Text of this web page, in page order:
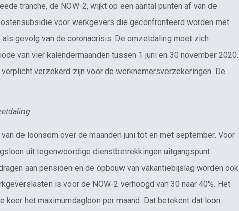
tranche, de NOW-2, wijkt op een aantal punten af van de
voor werkgevers die geconfronteerd worden met
gevolg van de coronacrisis. De omzetdaling moet zich
van vier kalendermaanden tussen 1 juni en 30 november 2020.
verzekerd zijn voor de werknemersverzekeringen. De
de loonsom over de maanden juni tot en met september. Voor
uit tegenwoordige dienstbetrekkingen uitgangspunt.
aan pensioen en de opbouw van vakantiebijslag worden ook
is voor de NOW-2 verhoogd van 30 naar 40%. Het
keer het maximumdagloon per maand. Dat betekent dat loon